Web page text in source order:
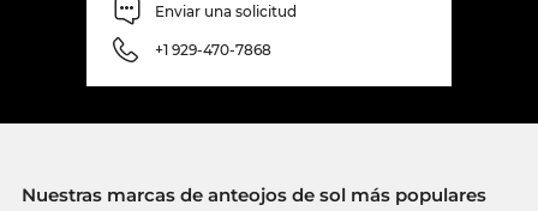
Enviar una solicitud
+1 929-470-7868
Nuestras marcas de anteojos de sol más populares